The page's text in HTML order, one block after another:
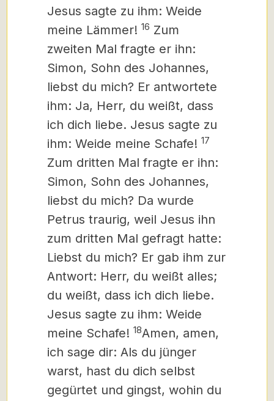
Jesus sagte zu ihm: Weide
meine Lämmer! 16 Zum
zweiten Mal fragte er ihn:
Simon, Sohn des Johannes,
liebst du mich? Er antwortete
ihm: Ja, Herr, du weißt, dass
ich dich liebe. Jesus sagte zu
ihm: Weide meine Schafe! 17
Zum dritten Mal fragte er ihn:
Simon, Sohn des Johannes,
liebst du mich? Da wurde
Petrus traurig, weil Jesus ihn
zum dritten Mal gefragt hatte:
Liebst du mich? Er gab ihm zur
Antwort: Herr, du weißt alles;
du weißt, dass ich dich liebe.
Jesus sagte zu ihm: Weide
meine Schafe! 18Amen, amen,
ich sage dir: Als du jünger
warst, hast du dich selbst
gegürtet und gingst, wohin du